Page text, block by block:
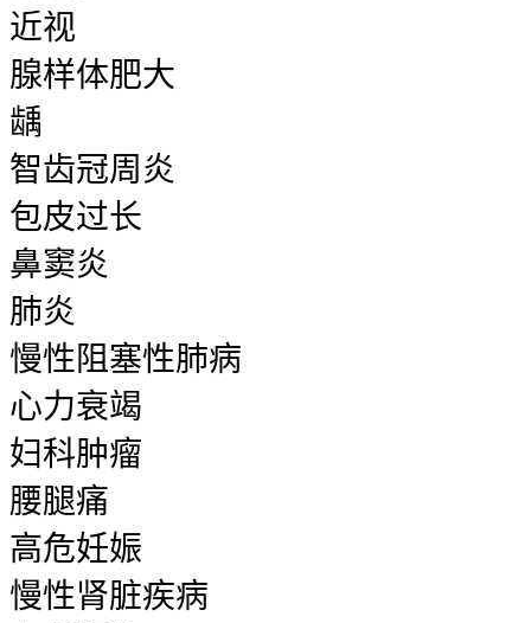
近视
腺样体肥大
龋
智齿冠周炎
包皮过长
鼻窦炎
肺炎
慢性阻塞性肺病
心力衰竭
妇科肿瘤
腰腿痛
高危妊娠
慢性肾脏疾病